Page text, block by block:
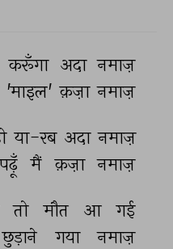
करूँगा अदा नमाज़
'माइल' क़ज़ा नमाज़
या-रब अदा नमाज़
पढ़ूँ मैं क़ज़ा नमाज़
तो मौत आ
गई
छुड़ाने गया नमाज़